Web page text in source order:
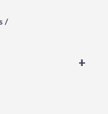
/
+